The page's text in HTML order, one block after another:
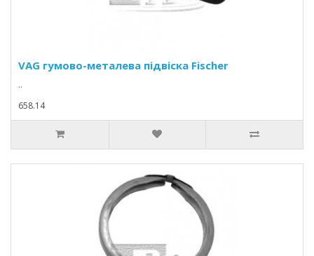
VAG гумово-металевa підвіска Fischer
..
658.14